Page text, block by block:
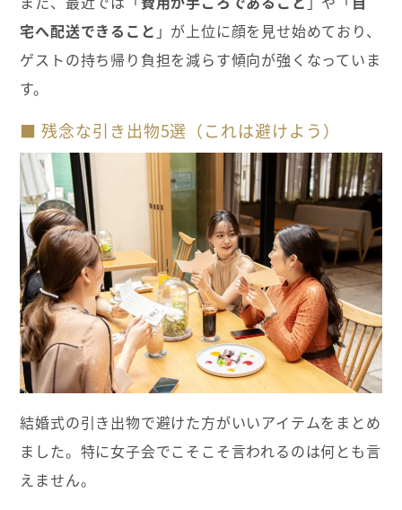
宅へ配送できること 」が上位に顔を見せ始めており、
ゲストの持ち帰り負担を減らす傾向が強くなっていま
す。
■ 残念な引き出物5選（これは避けよう）
結婚式の引き出物で避けた方がいいアイテムをまとめ
ました。特に女子会でこそこそ言われるのは何とも言
えません。